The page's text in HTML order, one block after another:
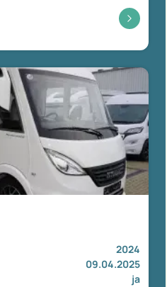
2024
09.04.2025
ja